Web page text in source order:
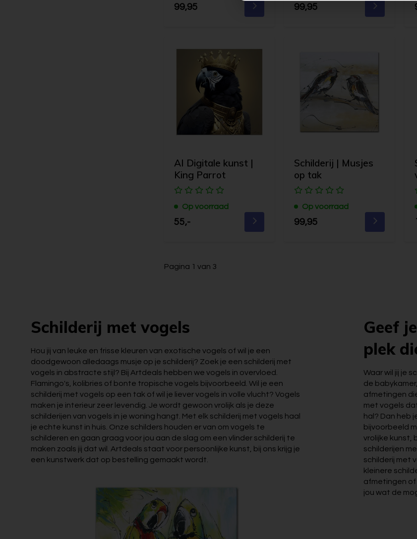
99,95 99,95
AI Digitale kunst |
King Parrot
Op voorraad
55,-
Schilderij | Musjes
op tak
Op voorraad
99,95
Pagina 1 van 3
Schilderij met vogels
Hou jij van leuke en frisse kleuren van exotische vogels of wil je een
doodgewoon alledaags musje op je schilderij? Zoek je een schilderij met
vogels in abstracte stijl? Bij Artdeals hebben we vogels in overvloed.
Flamingo's, kolibries of bonte tropische vogels bijvoorbeeld. Wil je een
schilderij met vogels op een tak of wil je liever vogels in volle vlucht? Vogels
maken je interieur zeer levendig. Je wordt gewoon vrolijk als je deze
schilderijen van vogels in je woning hangt. Met elk schilderij met vogels haal
je echte kunst in huis. Onze schilders houden er van om vogels te
schilderen en gaan graag voor jou aan de slag om een vlinder schilderij te
maken zoals jij dat wil. Artdeals staat voor persoonlijke kunst, bij ons krijg je
een kunstwerk dat op bestelling gemaakt wordt.
Geef
plek
Waar wil jij je
de
afmetingen
met vogels
hal? Dan heb
bijvoorbeeld
vrolijke kunst,
schilderijen
schilderij met
kleinere
afmetingen of
jou wat de